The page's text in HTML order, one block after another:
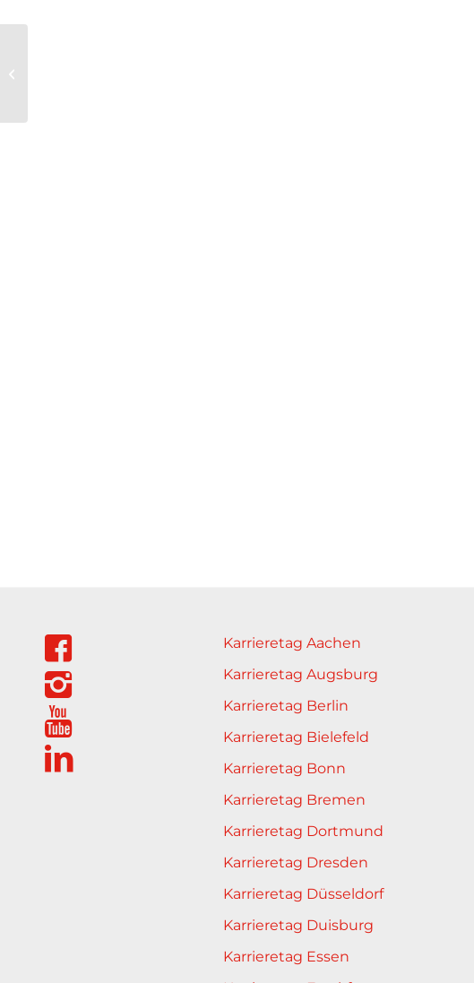
Karrieretag Aachen
Karrieretag Augsburg
Karrieretag Berlin
Karrieretag Bielefeld
Karrieretag Bonn
Karrieretag Bremen
Karrieretag Dortmund
Karrieretag Dresden
Karrieretag Düsseldorf
Karrieretag Duisburg
Karrieretag Essen